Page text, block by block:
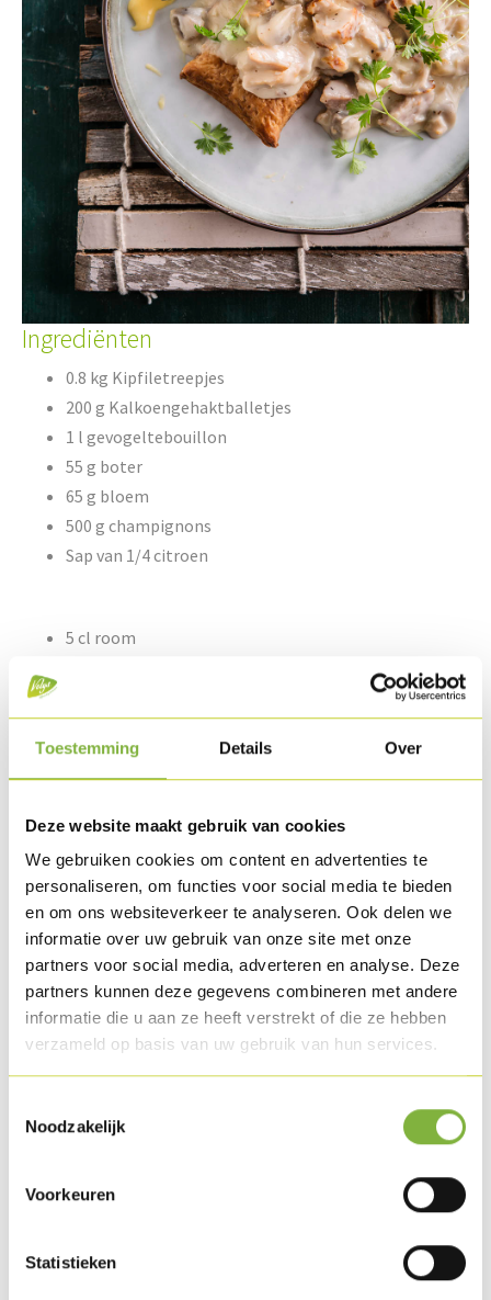
Toestemming Details Over
Deze website maakt gebruik van cookies
We gebruiken cookies om content en advertenties te
personaliseren, om functies voor social media te bieden
en om ons websiteverkeer te analyseren. Ook delen we
informatie over uw gebruik van onze site met onze
partners voor social media, adverteren en analyse. Deze
partners kunnen deze gegevens combineren met andere
informatie die u aan ze heeft verstrekt of die ze hebben
verzameld op basis van uw gebruik van hun services.
Noodzakelijk
Voorkeuren
Statistieken
Ingrediënten
0.8 kg Kipfiletreepjes
200 g Kalkoengehaktballetjes
1 l gevogeltebouillon
55 g boter
65 g bloem
500 g champignons
Sap van 1/4 citroen
5 cl room
1 ei
Zwarte sesamzaadjes
Enkele kervelpluksels
Hollandse saus
Bereiding
Snij de champignons in kwartjes en kook deze à blanc.
Smelt de boter, voeg er de bloem aan toe en droog deze
goed. Voeg er de gevogeltebouillon aan toe, geleidelijk aan,
tot je een mooie gladde saus bekomt. Voeg er het sap van
de champignons aan toe en laat nog eens doorkoken.
Voeg de Kipfiletreepjes, de Kalkoengehaktballetjes en de
door en werk af met de room. Kruid af met peper en zout.
Snij het bladerdeeg in vierkantjes, wrijf de helft in met
losgeklopt ei en bestrooi met sesamzaadjes. De andere